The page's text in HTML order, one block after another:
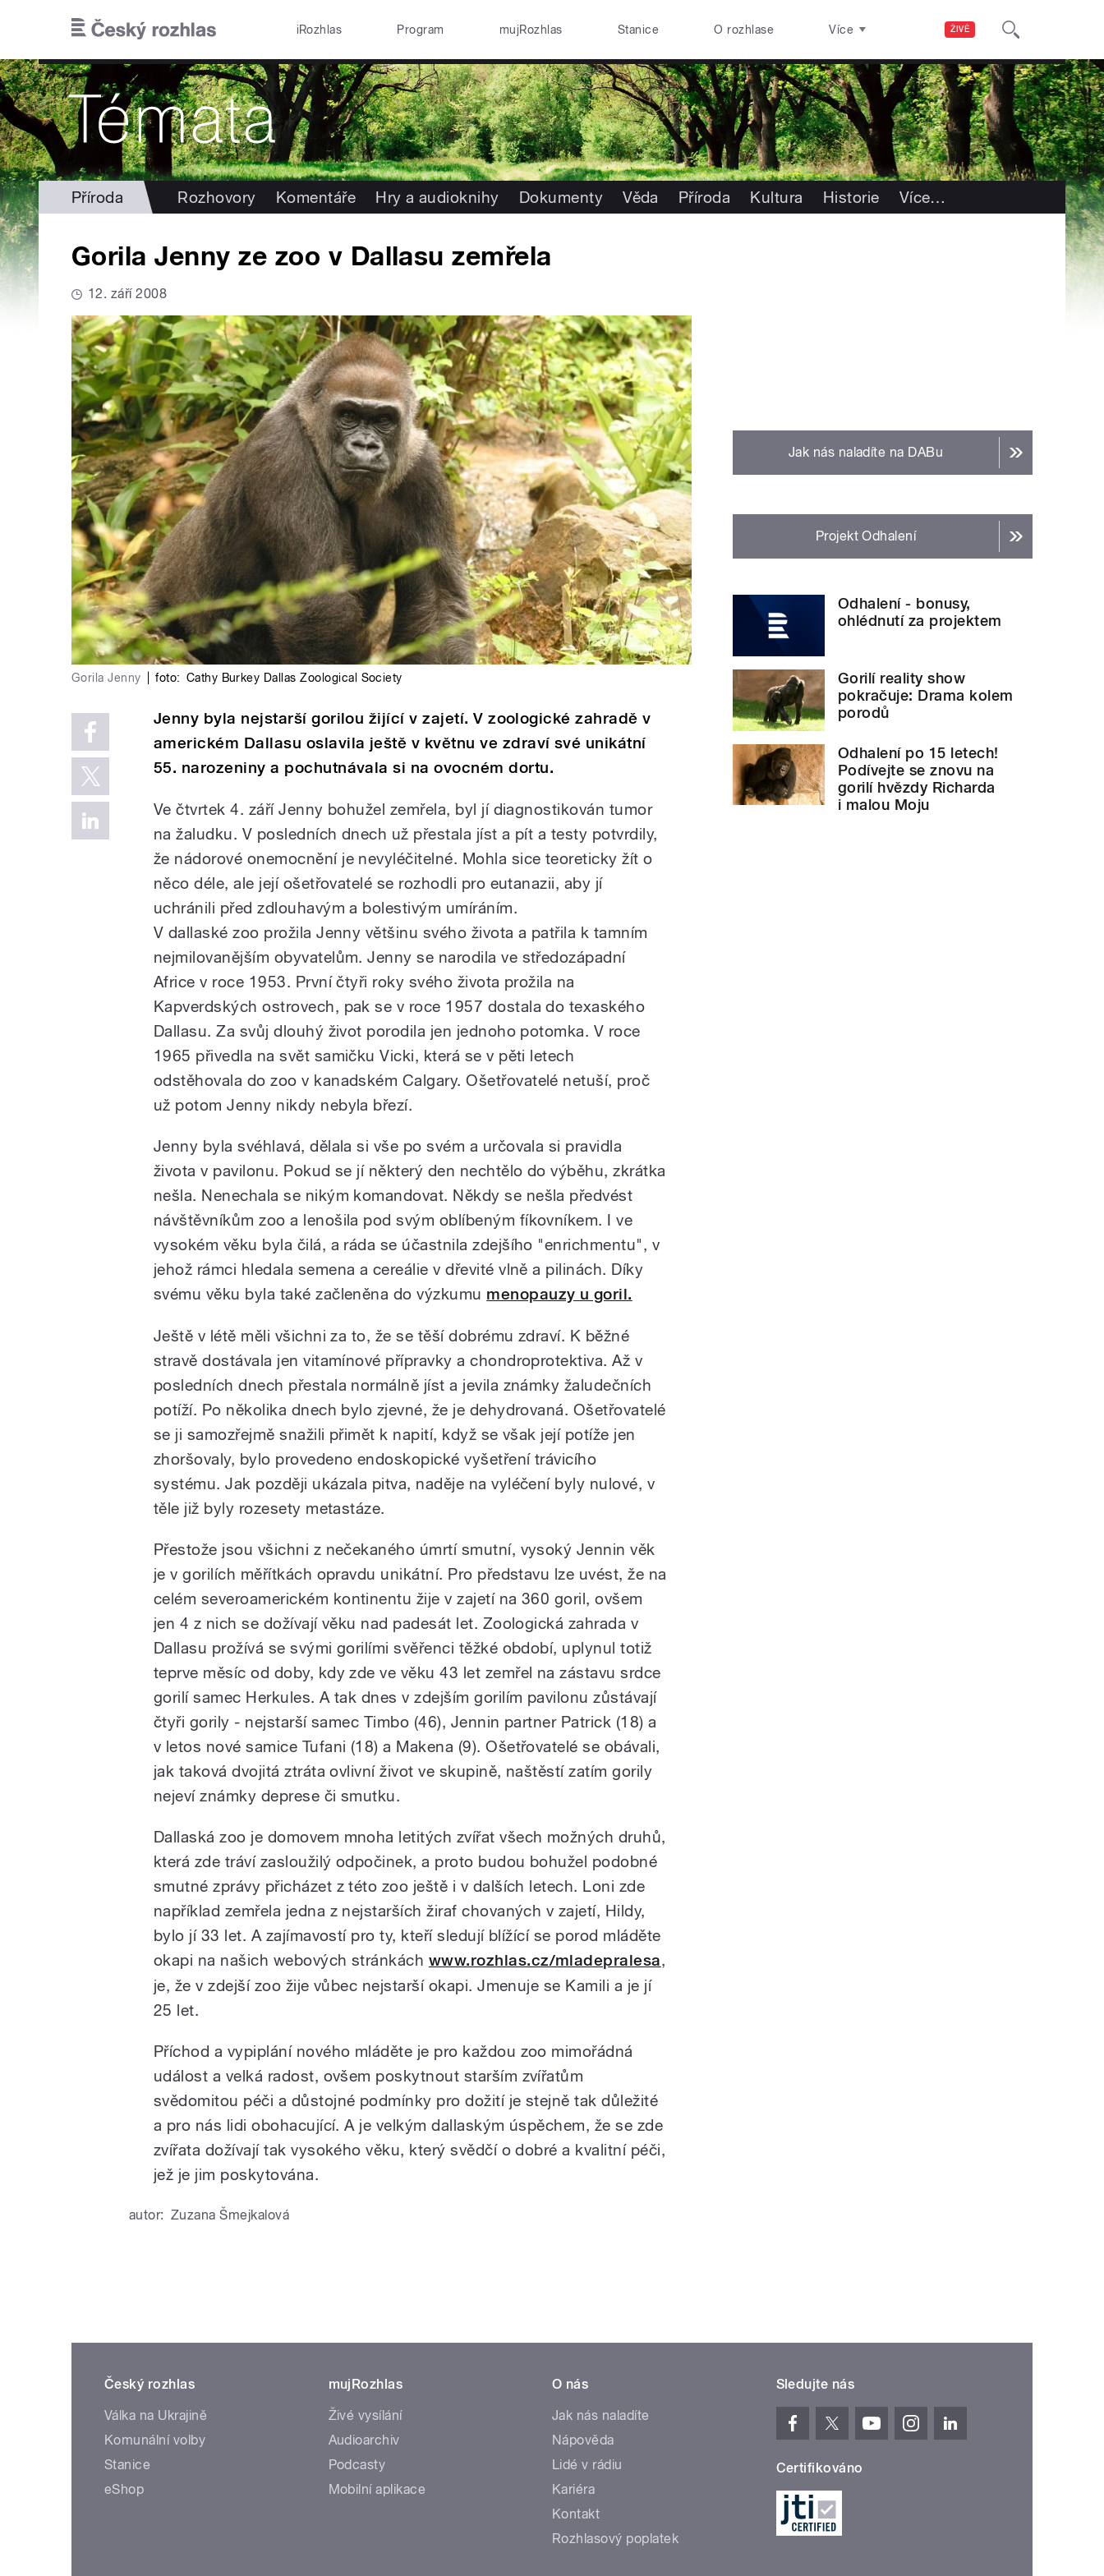
ŽIVĚ
iRozhlas Program mujRozhlas Stanice O rozhlase Více
Příroda Rozhovory Komentáře Hry a audioknihy Dokumenty Věda Příroda Kultura Historie Více…
Gorila Jenny ze zoo v Dallasu zemřela
12. září 2008
Gorila Jenny foto: Cathy Burkey Dallas Zoological Society
Jenny byla nejstarší gorilou žijící v zajetí. V zoologické zahradě v
americkém Dallasu oslavila ještě v květnu ve zdraví své unikátní
55. narozeniny a pochutnávala si na ovocném dortu.
Ve čtvrtek 4. září Jenny bohužel zemřela, byl jí diagnostikován tumor
na žaludku. V posledních dnech už přestala jíst a pít a testy potvrdily,
že nádorové onemocnění je nevyléčitelné. Mohla sice teoreticky žít o
něco déle, ale její ošetřovatelé se rozhodli pro eutanazii, aby jí
uchránili před zdlouhavým a bolestivým umíráním.
V dallaské zoo prožila Jenny většinu svého života a patřila k tamním
nejmilovanějším obyvatelům. Jenny se narodila ve středozápadní
Africe v roce 1953. První čtyři roky svého života prožila na
Kapverdských ostrovech, pak se v roce 1957 dostala do texaského
Dallasu. Za svůj dlouhý život porodila jen jednoho potomka. V roce
1965 přivedla na svět samičku Vicki, která se v pěti letech
odstěhovala do zoo v kanadském Calgary. Ošetřovatelé netuší, proč
už potom Jenny nikdy nebyla březí.
Jenny byla svéhlavá, dělala si vše po svém a určovala si pravidla
života v pavilonu. Pokud se jí některý den nechtělo do výběhu, zkrátka
nešla. Nenechala se nikým komandovat. Někdy se nešla předvést
návštěvníkům zoo a lenošila pod svým oblíbeným fíkovníkem. I ve
vysokém věku byla čilá, a ráda se účastnila zdejšího "enrichmentu", v
jehož rámci hledala semena a cereálie v dřevité vlně a pilinách. Díky
svému věku byla také začleněna do výzkumu menopauzy u goril.
Ještě v létě měli všichni za to, že se těší dobrému zdraví. K běžné
stravě dostávala jen vitamínové přípravky a chondroprotektiva. Až v
posledních dnech přestala normálně jíst a jevila známky žaludečních
potíží. Po několika dnech bylo zjevné, že je dehydrovaná. Ošetřovatelé
se ji samozřejmě snažili přimět k napití, když se však její potíže jen
zhoršovaly, bylo provedeno endoskopické vyšetření trávicího
systému. Jak později ukázala pitva, naděje na vyléčení byly nulové, v
těle již byly rozesety metastáze.
Přestože jsou všichni z nečekaného úmrtí smutní, vysoký Jennin věk
je v gorilích měřítkách opravdu unikátní. Pro představu lze uvést, že na
celém severoamerickém kontinentu žije v zajetí na 360 goril, ovšem
jen 4 z nich se dožívají věku nad padesát let. Zoologická zahrada v
Dallasu prožívá se svými gorilími svěřenci těžké období, uplynul totiž
teprve měsíc od doby, kdy zde ve věku 43 let zemřel na zástavu srdce
gorilí samec Herkules. A tak dnes v zdejším gorilím pavilonu zůstávají
čtyři gorily - nejstarší samec Timbo (46), Jennin partner Patrick (18) a
v letos nové samice Tufani (18) a Makena (9). Ošetřovatelé se obávali,
jak taková dvojitá ztráta ovlivní život ve skupině, naštěstí zatím gorily
nejeví známky deprese či smutku.
Dallaská zoo je domovem mnoha letitých zvířat všech možných druhů,
která zde tráví zasloužilý odpočinek, a proto budou bohužel podobné
smutné zprávy přicházet z této zoo ještě i v dalších letech. Loni zde
například zemřela jedna z nejstarších žiraf chovaných v zajetí, Hildy,
bylo jí 33 let. A zajímavostí pro ty, kteří sledují blížící se porod mláděte
okapi na našich webových stránkách www.rozhlas.cz/mladepralesa,
je, že v zdejší zoo žije vůbec nejstarší okapi. Jmenuje se Kamili a je jí
25 let.
Příchod a vypiplání nového mláděte je pro každou zoo mimořádná
událost a velká radost, ovšem poskytnout starším zvířatům
svědomitou péči a důstojné podmínky pro dožití je stejně tak důležité
a pro nás lidi obohacující. A je velkým dallaským úspěchem, že se zde
zvířata dožívají tak vysokého věku, který svědčí o dobré a kvalitní péči,
jež je jim poskytována.
autor: Zuzana Šmejkalová
Jak nás naladíte na DABu
Projekt Odhalení
Odhalení - bonusy,
ohlédnutí za projektem
Gorilí reality show
pokračuje: Drama kolem
porodů
Odhalení po 15 letech!
Podívejte se znovu na
gorilí hvězdy Richarda
i malou Moju
Český rozhlas
Válka na Ukrajině
Komunální volby
Stanice
eShop
mujRozhlas
Živé vysílání
Audioarchiv
Podcasty
Mobilní aplikace
O nás
Jak nás naladíte
Nápověda
Lidé v rádiu
Kariéra
Kontakt
Rozhlasový poplatek
Sledujte nás
Certifikováno